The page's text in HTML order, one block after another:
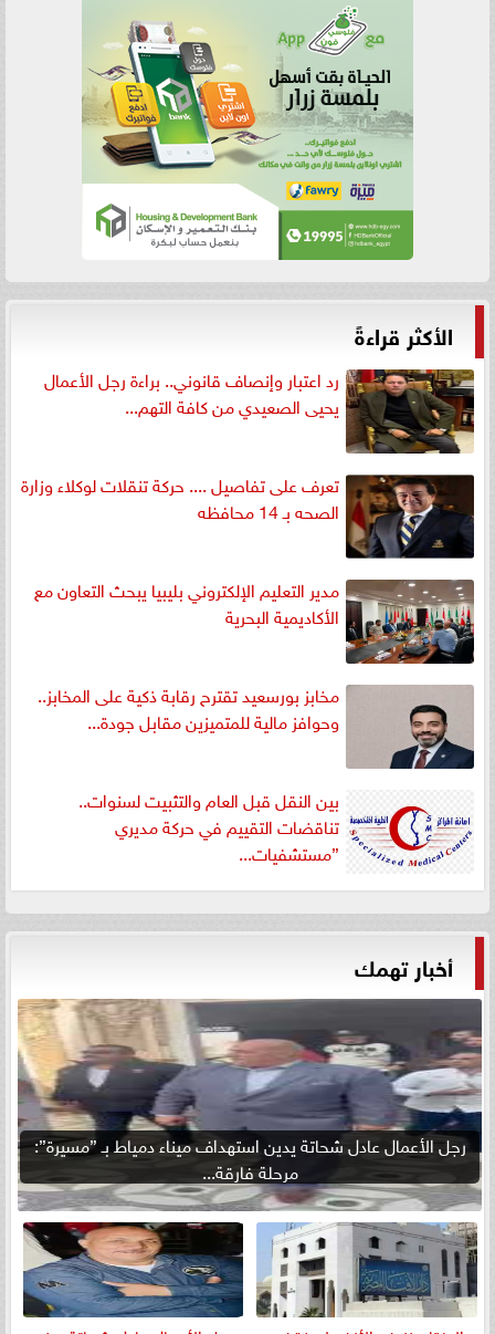
الأكثر قراءةً
رد اعتبار وإنصاف قانوني.. براءة رجل الأعمال
يحيى الصعيدي من كافة التهم...
تعرف على تفاصيل .... حركة تنقلات لوكلاء وزارة
الصحه بـ 14 محافظه
مدير التعليم الإلكتروني بليبيا يبحث التعاون مع
الأكاديمية البحرية
مخابز بورسعيد تقترح رقابة ذكية على المخابز..
وحوافز مالية للمتميزين مقابل جودة...
بين النقل قبل العام والتثبيت لسنوات..
تناقضات التقييم في حركة مديري
”مستشفيات...
أخبار تهمك
رجل الأعمال عادل شحاتة يدين استهداف ميناء دمياط بـ ”مسيرة”:
مرحلة فارقة...